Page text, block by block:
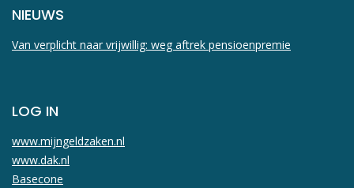
NIEUWS
Van verplicht naar vrijwillig: weg aftrek pensioenpremie
LOG IN
www.mijngeldzaken.nl
www.dak.nl
Basecone